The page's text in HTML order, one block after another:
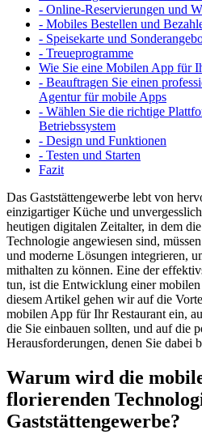
- Online-Reservierungen und
- Mobiles Bestellen und
- Speisekarte und
- Treueprogramme
Wie Sie eine Mobilen App für
- Beauftragen Sie einen
Agentur für mobile Apps
- Wählen Sie die richtige
Betriebssystem
- Design und Funktionen
- Testen und Starten
Fazit
Das Gaststättengewerbe lebt von
einzigartiger Küche und
heutigen digitalen Zeitalter, in dem
Technologie angewiesen sind,
und moderne Lösungen integrieren,
mithalten zu können. Eine der
tun, ist die Entwicklung einer
diesem Artikel gehen wir auf die
mobilen App für Ihr Restaurant ein,
die Sie einbauen sollten, und auf die
Herausforderungen, denen Sie dabei
Warum wird die
florierenden
Gaststättengewerbe?